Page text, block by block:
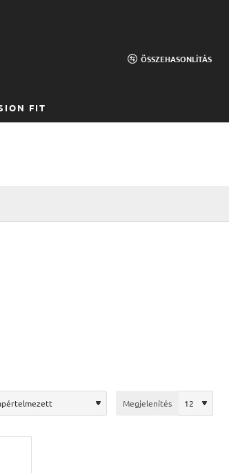
ÖSSZEHASONLÍTÁS
FIT
Megjelenítés